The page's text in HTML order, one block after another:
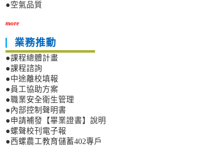
●空氣品質
more
業務推動
●課程總體計畫
●課程諮詢
●中途離校填報
●員工協助方案
●職業安全衛生管理
●內部控制聲明書
●申請補發【畢業證書】說明
●螺聲校刊電子報
●西螺農工教育儲蓄402專戶